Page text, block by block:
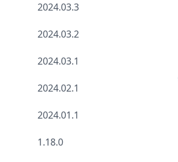
2024.03.3
2024.03.2
2024.03.1
2024.02.1
2024.01.1
1.18.0